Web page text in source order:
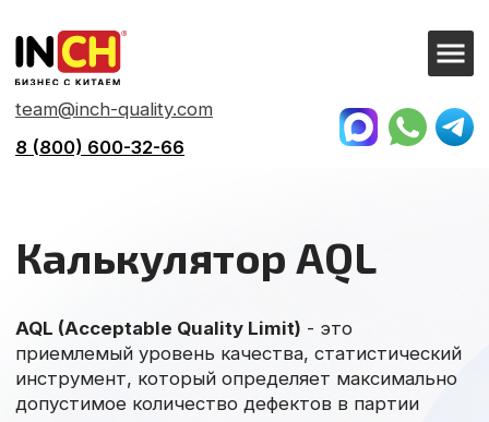
team@inch-quality.com
8 (800) 600-32-66
приемлемый уровень качества, статистический
инструмент, который определяет максимально
Качественная инспекция позволяет выявить
дефекты до того, как товар попадет к клиенту.
Методика AQL помогает принимать решения на
основе объективных данных, минимизируя риски
брака, возвратов и репутационных потерь.